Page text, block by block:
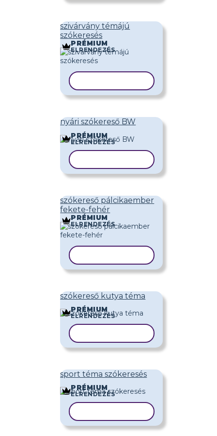
szivárvány témájú
szókeresés
PRÉMIUM
ELRENDEZÉS
nyári szókereső BW
PRÉMIUM
ELRENDEZÉS
szókereső pálcikaember
fekete-fehér
PRÉMIUM
ELRENDEZÉS
szókereső kutya téma
PRÉMIUM
ELRENDEZÉS
sport téma szókeresés
PRÉMIUM
ELRENDEZÉS